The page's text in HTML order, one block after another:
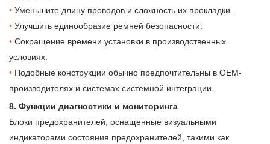
• Уменьшите длину проводов и сложность их прокладки.
• Улучшить единообразие ремней безопасности.
• Сокращение времени установки в производственных
условиях.
• Подобные конструкции обычно предпочтительны в OEM-
производителях и системах системной интеграции.
8. Функции диагностики и мониторинга
Блоки предохранителей, оснащенные визуальными
индикаторами состояния предохранителей, такими как